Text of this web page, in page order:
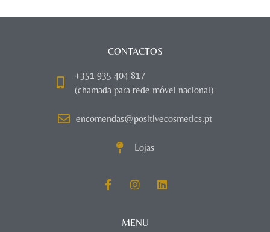
CONTACTOS
+351 935 404 817
(chamada para rede móvel nacional)
encomendas@positivecosmetics.pt
Lojas
MENU